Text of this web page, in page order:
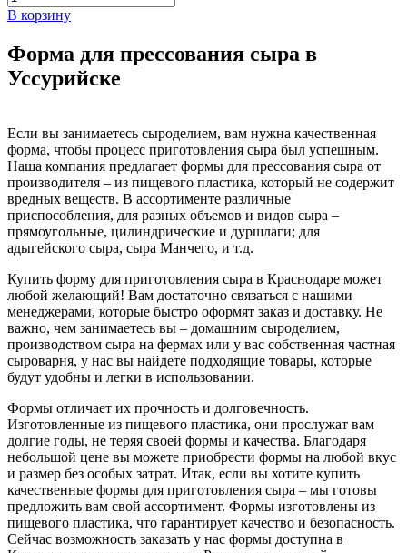
В корзину
Форма для прессования сыра в
Уссурийске
Если вы занимаетесь сыроделием, вам нужна качественная
форма, чтобы процесс приготовления сыра был успешным.
Наша компания предлагает формы для прессования сыра от
производителя – из пищевого пластика, который не содержит
вредных веществ. В ассортименте различные
приспособления, для разных объемов и видов сыра –
прямоугольные, цилиндрические и дуршлаги; для
адыгейского сыра, сыра Манчего, и т.д.
Купить форму для приготовления сыра в Краснодаре может
любой желающий! Вам достаточно связаться с нашими
менеджерами, которые быстро оформят заказ и доставку. Не
важно, чем занимаетесь вы – домашним сыроделием,
производством сыра на фермах или у вас собственная частная
сыроварня, у нас вы найдете подходящие товары, которые
будут удобны и легки в использовании.
Формы отличает их прочность и долговечность.
Изготовленные из пищевого пластика, они прослужат вам
долгие годы, не теряя своей формы и качества. Благодаря
небольшой цене вы можете приобрести формы на любой вкус
и размер без особых затрат. Итак, если вы хотите купить
качественные формы для приготовления сыра – мы готовы
предложить вам свой ассортимент. Формы изготовлены из
пищевого пластика, что гарантирует качество и безопасность.
Сейчас возможность заказать у нас формы доступна в